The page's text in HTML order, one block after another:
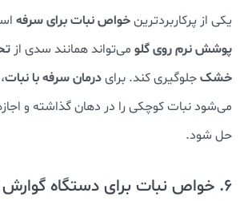
یکی از پرکاربردترینخواص نبات برای سرفه
پوشش نرم روی گلو می‌تواند همانند سدی از
خشکجلوگیری کند. برایدرمان سرفه با نبات
می‌شود نبات کوچکی را در دهان گذاشته و
حل شود.
6. خواص نبات برای دستگاه